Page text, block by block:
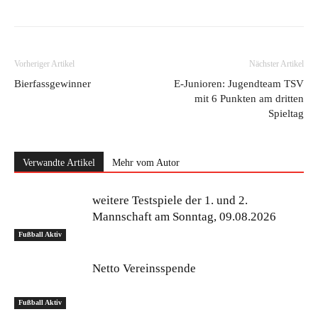
Vorheriger Artikel
Bierfassgewinner
Nächster Artikel
E-Junioren: Jugendteam TSV
mit 6 Punkten am dritten
Spieltag
Verwandte Artikel Mehr vom Autor
Fußball Aktiv
weitere Testspiele der 1. und 2.
Mannschaft am Sonntag, 09.08.2026
Fußball Aktiv
Netto Vereinsspende